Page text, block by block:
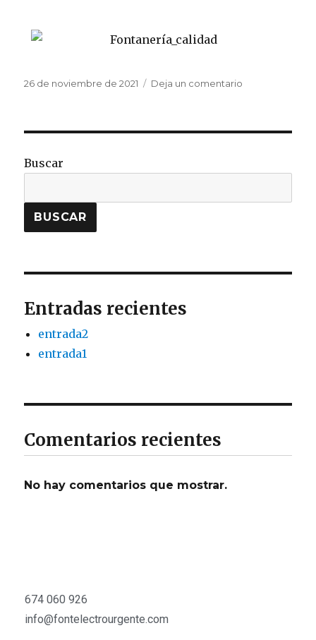
26 de noviembre de 2021 Deja un comentario
Buscar
BUSCAR
Entradas recientes
entrada2
entrada1
Comentarios recientes
No hay comentarios que mostrar.
674 060 926
info@fontelectrourgente.com